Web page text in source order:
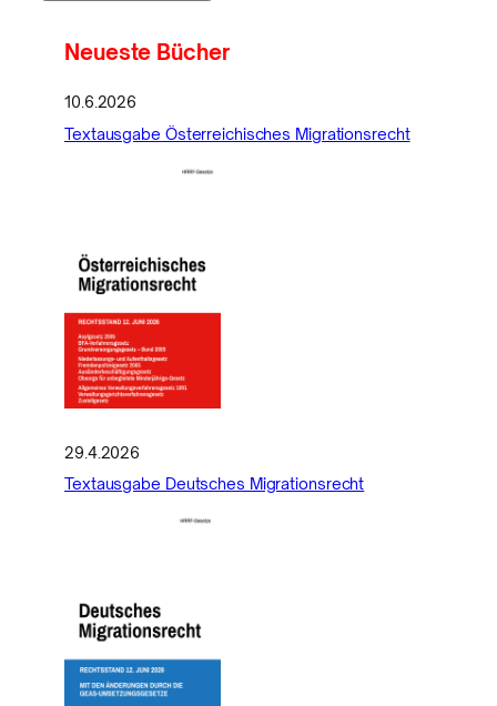
Neueste Bücher
10.6.2026
Textausgabe Österreichisches Migrationsrecht
29.4.2026
Textausgabe Deutsches Migrationsrecht